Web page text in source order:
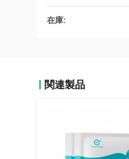
在庫:
関連製品